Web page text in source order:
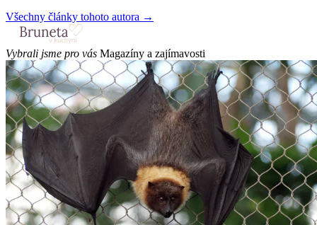
Všechny články tohoto autora →
Vybrali jsme pro vás Magazíny a zajímavosti